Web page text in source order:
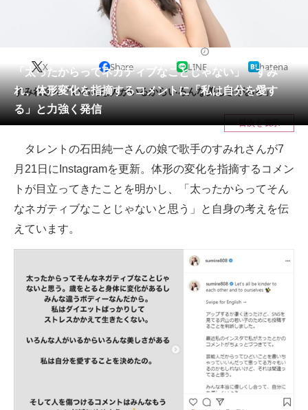
教育・育児
リサーチ
会員記事
メディア
注目記事を集めた総合ページ
スマホと通信の最新トレンド
進化するPCとデバイスの未来
ビジネスと働き方のヒント
AI活用のいまが分かる
企業ITのトレンドを詳説
経営リーダーのコミュニティ
「太ったからってネガティブなことじゃない」 すみ
れ、体形変化を指摘するコメントに「私は自分を愛す
る」と力強く発信
X Share LINE hatena
すみれさん「いろんな人がいるからいろんな美しさがある」
目次を表示
タレントの石田純一さんの娘で歌手のすみれさんが7
月21日にInstagramを更新。体形の変化を指摘するコメン
トが目立ってきたことを明かし、「太ったからってそん
なネガティブなことじゃないと思う」と自身の考えを伝
えています。